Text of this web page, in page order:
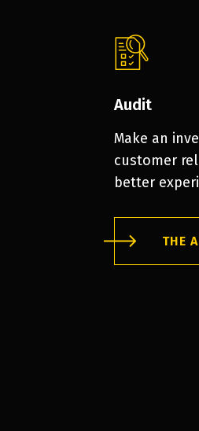
Audit
Make an
customer
better
THE